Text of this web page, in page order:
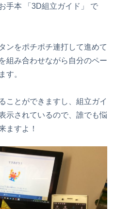
手本 「3D組立ガイド」 で
ンをポチポチ連打して進めて
組み合わせながら自分のペー
す。
ことができますし、組立ガイ
示されているので、誰でも悩
ますよ！